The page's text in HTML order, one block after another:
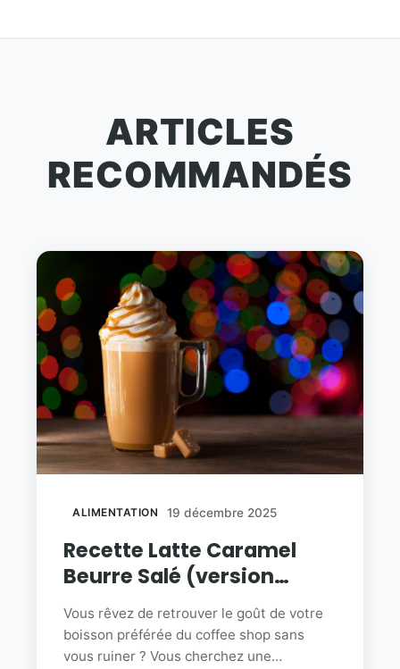
ARTICLES
RECOMMANDÉS
ALIMENTATION 19 décembre 2025
Recette Latte Caramel
Beurre Salé (version
allégé)
Vous rêvez de retrouver le goût de votre
boisson préférée du coffee shop sans
vous ruiner ? Vous cherchez une…